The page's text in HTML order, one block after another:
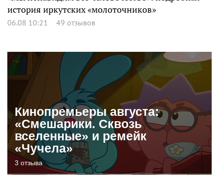
история иркутских «молоточников»
06.08 10:21 49 отзывов
Кинопремьеры августа:
«Смешарики. Сквозь
вселенные» и ремейк
«Чучела»
3 отзыва